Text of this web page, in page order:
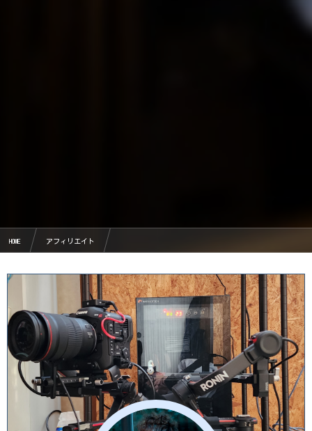
HOME アフィリエイト